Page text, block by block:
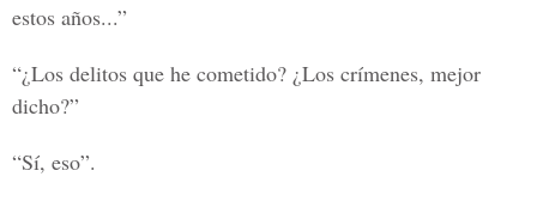
estos años...”
“¿Los delitos que he cometido? ¿Los crímenes, mejor
dicho?”
“Sí, eso”.